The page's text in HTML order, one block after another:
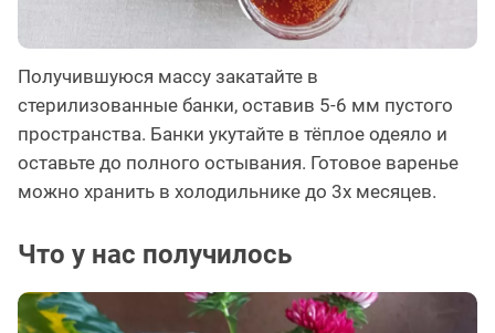
Получившуюся массу закатайте в
стерилизованные банки, оставив 5-6 мм пустого
пространства. Банки укутайте в тёплое одеяло и
оставьте до полного остывания. Готовое варенье
можно хранить в холодильнике до 3х месяцев.
Что у нас получилось